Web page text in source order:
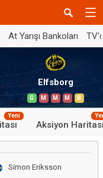
At Yarışı Bankoları
Elfsborg
G M M M B
Yeni
Aksiyon
Simon Eriksson